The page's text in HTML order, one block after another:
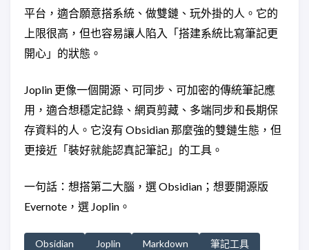
平台，適合願意搭系統、做雙鏈、玩外掛的人。它的
上限很高，但也容易讓人陷入「搭建系統比寫筆記更
開心」的狀態。
Joplin 更像一個開源、可同步、可加密的傳統筆記應
用，適合想穩定記錄、網頁剪藏、多端同步和長期保
存資料的人。它沒有 Obsidian 那麼強的雙鏈生態，但
更接近「裝好就能認真記筆記」的工具。
一句話：想搭第二大腦，選 Obsidian；想要開源版
Evernote，選 Joplin。
Obsidian Joplin Markdown
筆記工具